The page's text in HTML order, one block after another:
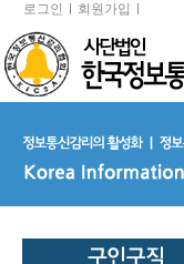
로그인 회원가입